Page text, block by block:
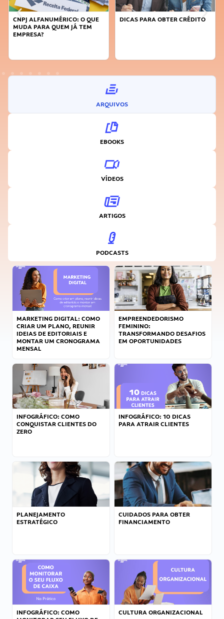
CNPJ ALFANUMÉRICO: O QUE
MUDA PARA QUEM JÁ TEM
EMPRESA?
DICAS PARA OBTER CRÉDITO
ARQUIVOS
EBOOKS
VÍDEOS
ARTIGOS
PODCASTS
MARKETING DIGITAL: COMO
CRIAR UM PLANO, REUNIR
IDEIAS DE EDITORIAIS E
MONTAR UM CRONOGRAMA
MENSAL
EMPREENDEDORISMO
FEMININO:
TRANSFORMANDO DESAFIOS
EM OPORTUNIDADES
INFOGRÁFICO: COMO
CONQUISTAR CLIENTES DO
ZERO
INFOGRÁFICO: 10 DICAS
PARA ATRAIR CLIENTES
PLANEJAMENTO
ESTRATÉGICO
CUIDADOS PARA OBTER
FINANCIAMENTO
INFOGRÁFICO: COMO
CULTURA ORGANIZACIONAL